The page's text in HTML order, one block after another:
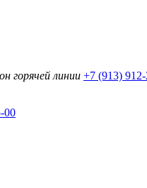
горячей линии +7 (913)
00